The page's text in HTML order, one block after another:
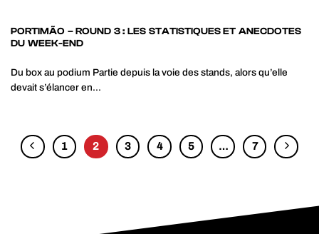
PORTIMÃO – ROUND 3 : LES STATISTIQUES ET ANECDOTES
DU WEEK-END
Du box au podium Partie depuis la voie des stands, alors qu’elle
devait s’élancer en...
1 2 3 4 5 … 7